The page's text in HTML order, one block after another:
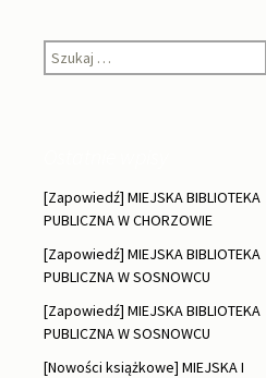
wpisach
Szukaj:
[Zapowiedź] MIEJSKA BIBLIOTEKA
PUBLICZNA W CHORZOWIE
[Zapowiedź] MIEJSKA BIBLIOTEKA
PUBLICZNA W SOSNOWCU
[Zapowiedź] MIEJSKA BIBLIOTEKA
PUBLICZNA W SOSNOWCU
[Nowości książkowe] MIEJSKA I